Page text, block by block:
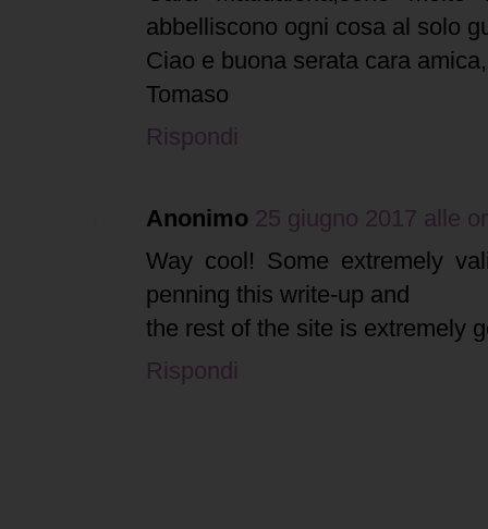
abbelliscono ogni cosa al solo
Ciao e buona serata cara
Tomaso
Rispondi
Anonimo 25 giugno 2017 alle
Way cool! Some extremely
penning this write-up and
the rest of the site is extremely
Rispondi